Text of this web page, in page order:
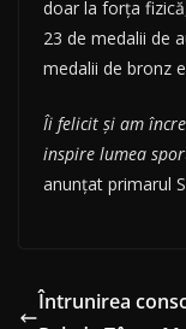
doar la forța
23 de medalii de
medalii de bronz
Îi felicit și am
inspire lumea
anunțat primarul
Întrunirea